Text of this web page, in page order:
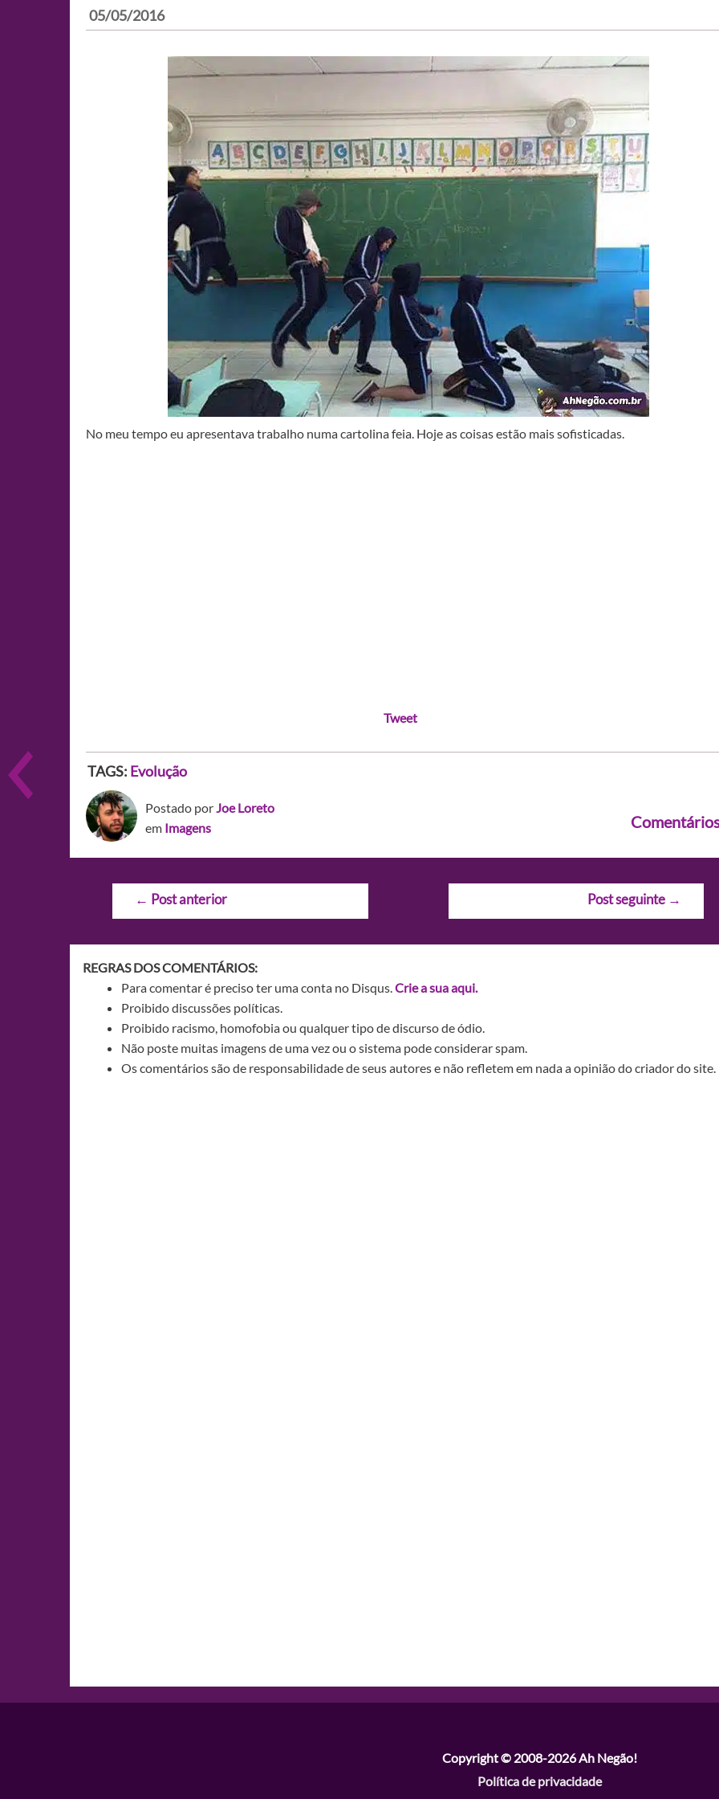
05/05/2016
No meu tempo eu apresentava trabalho numa cartolina feia. Hoje as coisas estão mais sofisticadas.
Tweet
TAGS: Evolução
Postado porJoe Loreto
em Imagens
Navegação
← Post anterior Post seguinte →
REGRAS DOS COMENTÁRIOS:
Para comentar é preciso ter uma conta no Disqus.Crie a sua aqui.
Proibido discussões políticas.
Proibido racismo, homofobia ou qualquer tipo de discurso de ódio.
Não poste muitas imagens de uma vez ou o sistema pode considerar spam.
Os comentários são de responsabilidade de seus autores e não refletem em nada a opinião do criador do site.
Copyright © 2008-2026Ah Negão!
Política de privacidade